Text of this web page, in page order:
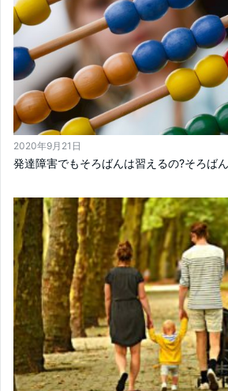
2020年9月21日
発達障害でもそろばんは習えるの?そろば